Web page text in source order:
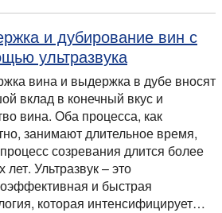
и дубирование вин с
ультразвука
вина и выдержка в дубе вносят
вклад в конечный вкус и
вина. Оба процесса, как
занимают длительное время,
созревания длится более
лет. Ультразвук – это
и быстрая
которая интенсифицирует…